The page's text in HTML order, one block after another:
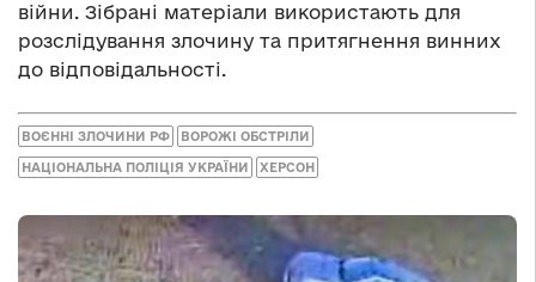
війни. Зібрані матеріали використають для
розслідування злочину та притягнення винних
до відповідальності.
ВОЄННІ ЗЛОЧИНИ РФ ВОРОЖІ ОБСТРІЛИ
НАЦІОНАЛЬНА ПОЛІЦІЯ УКРАЇНИ ХЕРСОН